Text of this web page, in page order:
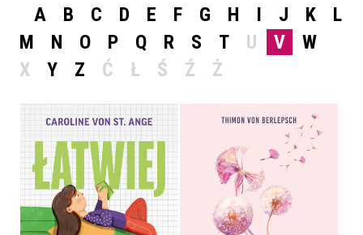
A B C D E F G H I J K
L
M
N O P Q R S T U V
W
X
Y Z Ć Ł Ś Ź Ż
ŁATWIEJ. CO ROBIĆ, BY
SZKOŁA I NAUKA SZŁY
JAK Z PŁATKA
JAK KIEROWAĆ
MYŚLAMI?
THIMON VON BERLEPSCH,